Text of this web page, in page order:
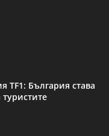
TF1: България става